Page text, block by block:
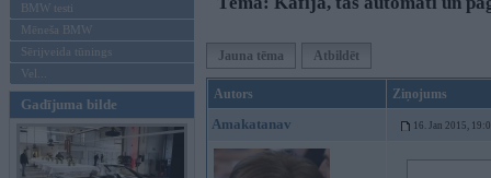
BMW testi
Mēneša BMW
Sērijveida tūnings
Vel...
Gadījuma bilde
Jauna tēma Atbildēt
Autors Ziņojums
Amakatanav 16. Jan 2015,